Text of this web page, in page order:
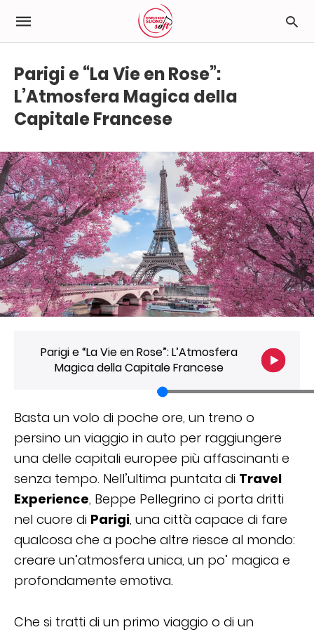
Parigi e “La Vie en Rose”:
L’Atmosfera Magica della
Capitale Francese
Parigi e “La Vie en Rose”: L’Atmosfera
Magica della Capitale Francese
Basta un volo di poche ore, un treno o
persino un viaggio in auto per raggiungere
una delle capitali europee più affascinanti e
senza tempo. Nell’ultima puntata di Travel
Experience, Beppe Pellegrino ci porta dritti
nel cuore di Parigi, una città capace di fare
qualcosa che a poche altre riesce al mondo:
creare un’atmosfera unica, un po’ magica e
profondamente emotiva.
Che si tratti di un primo viaggio o di un